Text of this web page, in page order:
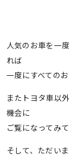
人気のお車を一
れば
一度にすべての
またトヨタ車以
機会に
ご覧になってみ
そして、ただい